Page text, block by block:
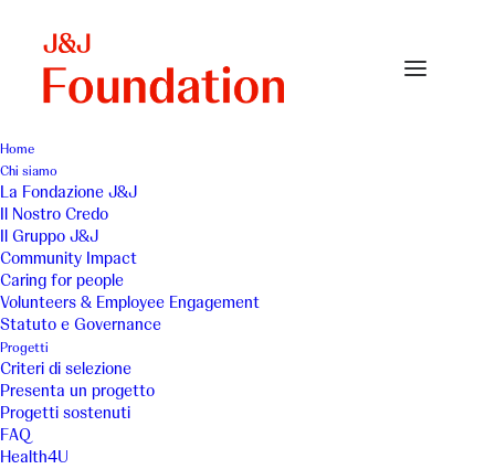
Home
Chi siamo
La Fondazione J&J
Il Nostro Credo
Il Gruppo J&J
Community Impact
Caring for people
Volunteers & Employee Engagement
Statuto e Governance
Progetti
Criteri di selezione
Presenta un progetto
Progetti sostenuti
FAQ
Health4U
Ai.Bi. Associazione
Amici dei Bambini